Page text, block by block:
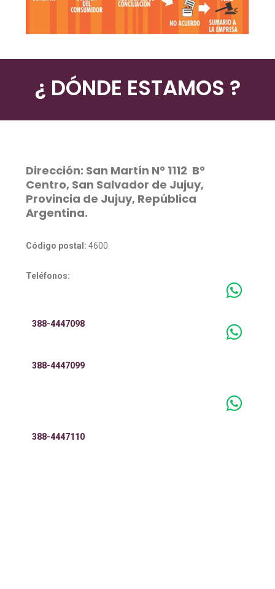
¿ DÓNDE ESTAMOS ?
Dirección: San Martín N° 1112 B°
Centro, San Salvador de Jujuy,
Provincia de Jujuy, República
Argentina.
Código postal: 4600.
Teléfonos:
388-4447098
388-4447099
388-4447110